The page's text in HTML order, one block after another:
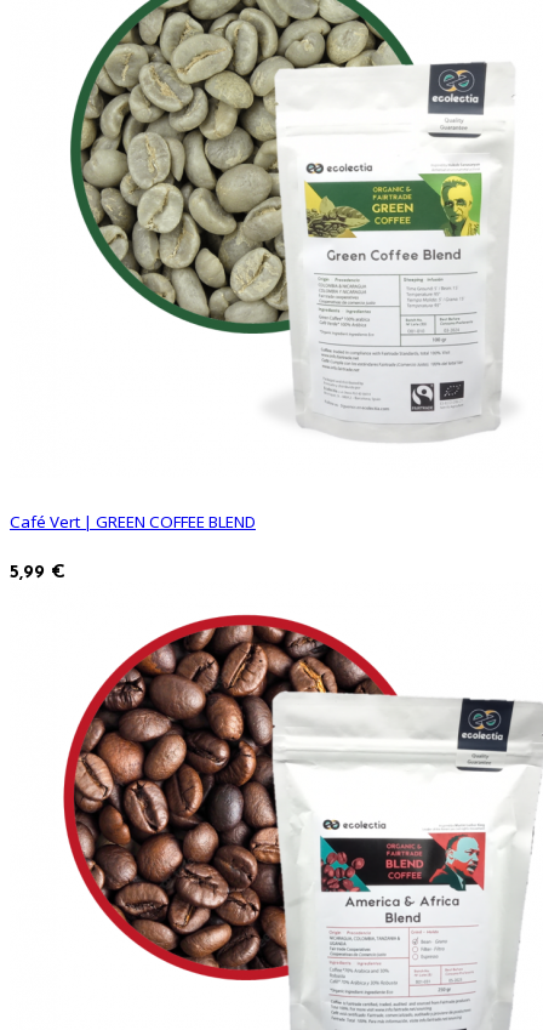
Café Vert | GREEN COFFEE BLEND
5,99 €